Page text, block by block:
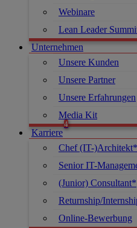
Webinare
Lean Leader
Unternehmen
Unsere Kunden
Unsere Partner
Unsere Erfahrungen
Media Kit
Karriere
Chef (IT-)Architekt*
Senior IT-
(Junior) Consultant*
Returnship/
Online-Bewerbung